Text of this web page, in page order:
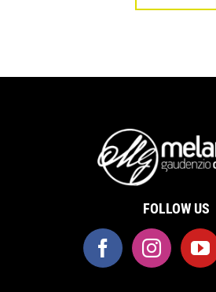
FOLLOW US